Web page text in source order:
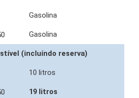
Gasolina
Gasolina
(incluíndo reserva)
10 litros
19 litros